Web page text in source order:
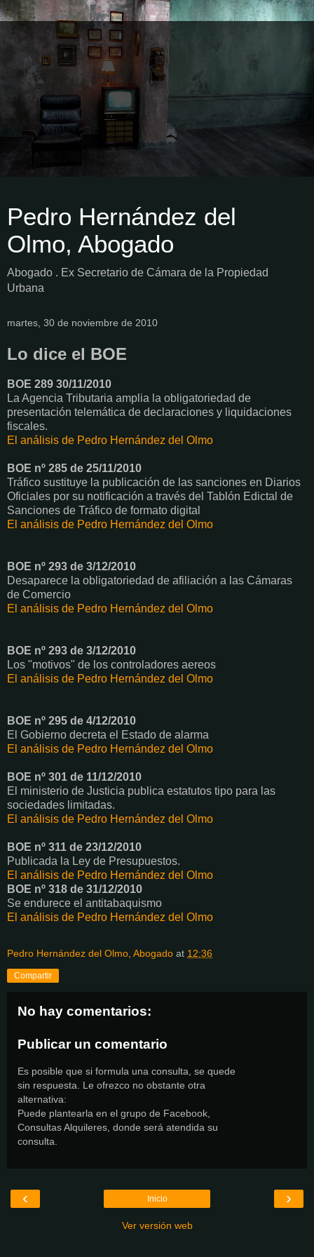
Pedro Hernández del
Olmo, Abogado
Abogado . Ex Secretario de Cámara de la Propiedad
Urbana
martes, 30 de noviembre de 2010
Lo dice el BOE
BOE 289 30/11/2010
La Agencia Tributaria amplia la obligatoriedad de
presentación telemática de declaraciones y liquidaciones
fiscales.
El análisis de Pedro Hernández del Olmo
BOE nº 285 de 25/11/2010
Tráfico sustituye la publicación de las sanciones en Diarios
Oficiales por su notificación a través del Tablón Edictal de
Sanciones de Tráfico de formato digital
El análisis de Pedro Hernández del Olmo
BOE nº 293 de 3/12/2010
Desaparece la obligatoriedad de afiliación a las Cámaras
de Comercio
El análisis de Pedro Hernández del Olmo
BOE nº 293 de 3/12/2010
Los "motivos" de los controladores aereos
El análisis de Pedro Hernández del Olmo
BOE nº 295 de 4/12/2010
El Gobierno decreta el Estado de alarma
El análisis de Pedro Hernández del Olmo
BOE nº 301 de 11/12/2010
El ministerio de Justicia publica estatutos tipo para las
sociedades limitadas.
El análisis de Pedro Hernández del Olmo
BOE nº 311 de 23/12/2010
Publicada la Ley de Presupuestos.
El análisis de Pedro Hernández del Olmo
BOE nº 318 de 31/12/2010
Se endurece el antitabaquismo
El análisis de Pedro Hernández del Olmo
Pedro Hernández del Olmo, Abogado at 12:36
Compartir
No hay comentarios:
Publicar un comentario
Es posible que si formula una consulta, se quede
sin respuesta. Le ofrezco no obstante otra
alternativa:
Puede plantearla en el grupo de Facebook,
Consultas Alquileres, donde será atendida su
consulta.
‹ ›
Inicio
Ver versión web